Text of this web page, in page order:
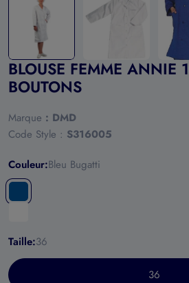
BLOUSE FEMME ANNIE
BOUTONS
Marque : DMD
Code Style : S316005
Couleur:Bleu Bugatti
Taille:36
36